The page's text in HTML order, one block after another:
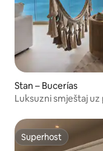
Stan – Bucerías
Luksuzni smještaj uz
Superhost
Superhost